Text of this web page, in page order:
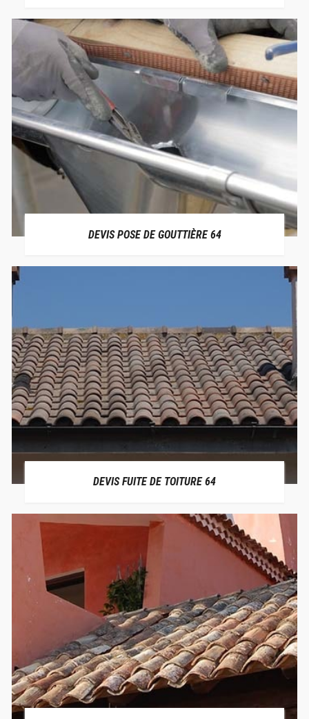
DEVIS POSE DE GOUTTIÈRE 64
DEVIS FUITE DE TOITURE 64